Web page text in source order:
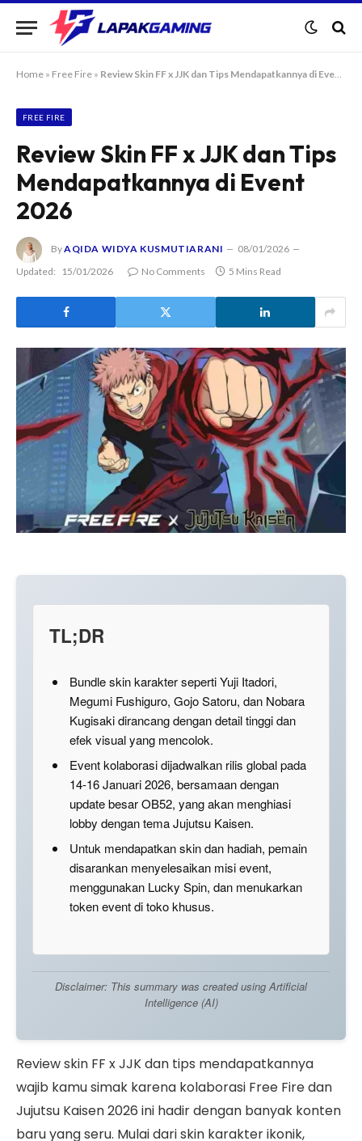
Home » Free Fire » Review Skin FF x JJK dan Tips Mendapatkannya di Event 2026
FREE FIRE
Review Skin FF x JJK dan Tips
Mendapatkannya di Event
2026
ByAQIDA WIDYA KUSMUTIARANI
08/01/2026
Updated:
15/01/2026 No Comments 5 Mins Read
TL;DR
Bundle skin karakter seperti Yuji Itadori,
Megumi Fushiguro, Gojo Satoru, dan Nobara
Kugisaki dirancang dengan detail tinggi dan
efek visual yang mencolok.
Event kolaborasi dijadwalkan rilis global pada
14-16 Januari 2026, bersamaan dengan
update besar OB52, yang akan menghiasi
lobby dengan tema Jujutsu Kaisen.
Untuk mendapatkan skin dan hadiah, pemain
disarankan menyelesaikan misi event,
menggunakan Lucky Spin, dan menukarkan
token event di toko khusus.
Disclaimer: This summary was created using Artificial
Intelligence (AI)
Review skin FF x JJK dan tips mendapatkannya
wajib kamu simak karena kolaborasi Free Fire dan
Jujutsu Kaisen 2026 ini hadir dengan banyak konten
baru yang seru. Mulai dari skin karakter ikonik,